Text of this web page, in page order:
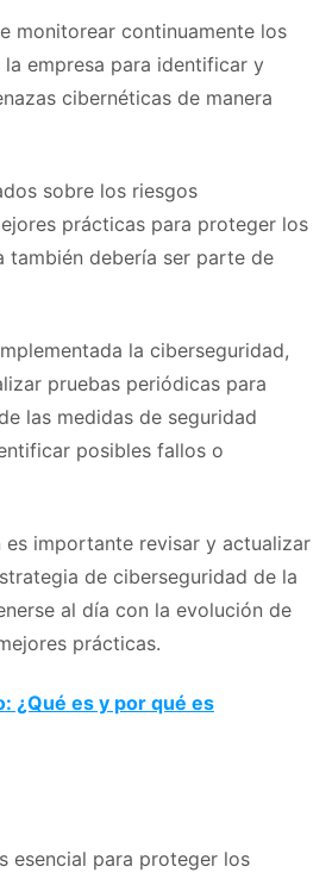
monitorear continuamente los
la empresa para identificar y
cibernéticas de manera
sobre los riesgos
prácticas para proteger los
también debería ser parte de
la ciberseguridad,
pruebas periódicas para
las medidas de seguridad
posibles fallos o
es importante revisar y actualizar
de ciberseguridad de la
al día con la evolución de
prácticas.
¿Qué es y por qué es
esencial para proteger los